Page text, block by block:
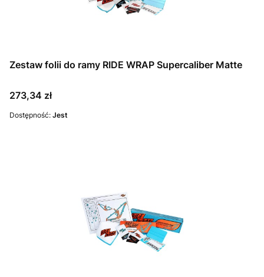
Zestaw folii do ramy RIDE WRAP Supercaliber Matte
Cena
273,34 zł
Dostępność: Jest